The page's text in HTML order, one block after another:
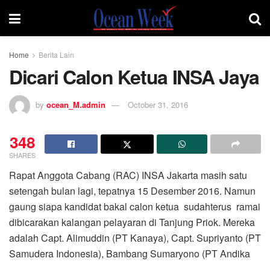
Home Berita Lain
Dicari Calon Ketua INSA Jaya
by ocean_M.admin October 31, 2016
348
SHARES
Rapat Anggota Cabang (RAC) INSA Jakarta masih satu
setengah bulan lagi, tepatnya 15 Desember 2016. Namun
gaung siapa kandidat bakal calon ketua sudahterus ramai
dibicarakan kalangan pelayaran di Tanjung Priok. Mereka
adalah Capt. Alimuddin (PT Kanaya), Capt. Supriyanto (PT
Samudera Indonesia), Bambang Sumaryono (PT Andika